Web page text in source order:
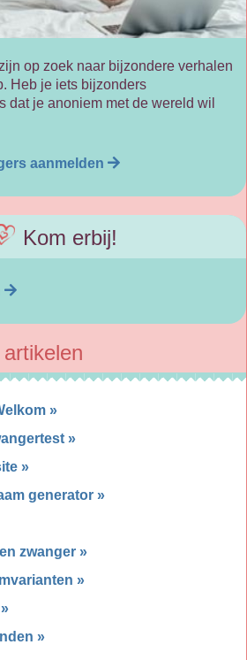
op zoek naar bijzondere verhalen
Heb je iets bijzonders
dat je anoniem met de wereld wil
aanmelden
Kom erbij!
»
»
»
generator »
zwanger »
»
»